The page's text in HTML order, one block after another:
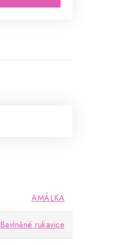
AMÁLKA
Bavlněné rukavice